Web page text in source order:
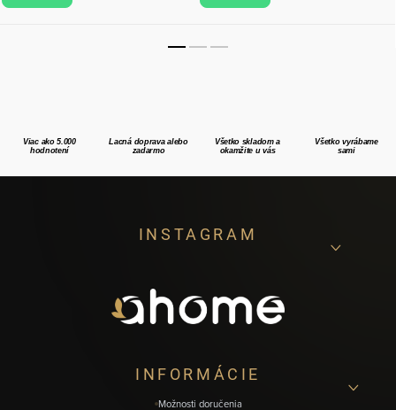
Viac ako 5.000
hodnotení
Lacná doprava alebo
zadarmo
Všetko skladom a
okamžite u vás
Všetko vyrábame
sami
INSTAGRAM
INFORMÁCIE
Možnosti doručenia